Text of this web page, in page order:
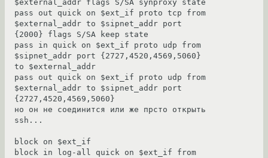
$external_addr flags S/SA synproxy state
pass out quick on $ext_if proto tcp from
$external_addr to $sipnet_addr port
{2000} flags S/SA keep state
pass in quick on $ext_if proto udp from
$sipnet_addr port {2727,4520,4569,5060}
to $external_addr
pass out quick on $ext_if proto udp from
$external_addr to $sipnet_addr port
{2727,4520,4569,5060}
но он не соединится или же прсто открыть
ssh...
block on $ext_if
block in log-all quick on $ext_if from